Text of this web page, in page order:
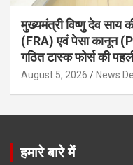
मुख्यमंत्री विष्णु देव साय
(FRA) एवं पेसा कानून
गठित टास्क फोर्स की
August 5, 2026 News
हमारे बारे में